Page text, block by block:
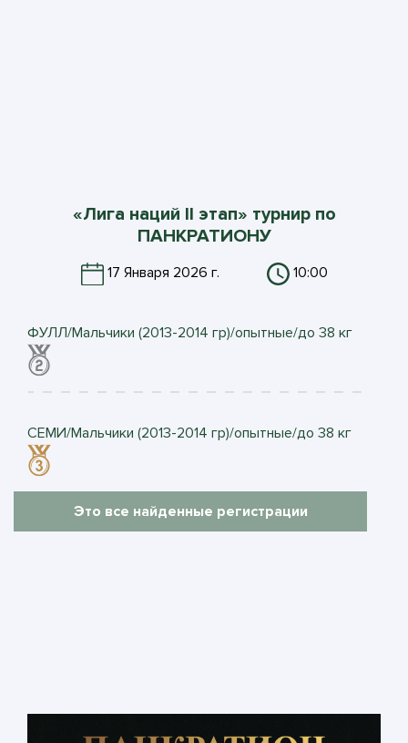
«Лига наций II этап» турнир по
ПАНКРАТИОНУ
17 Января 2026 г. 10:00
ФУЛЛ/Мальчики (2013-2014 гр)/опытные/до 38 кг
СЕМИ/Мальчики (2013-2014 гр)/опытные/до 38 кг
Это все найденные регистрации